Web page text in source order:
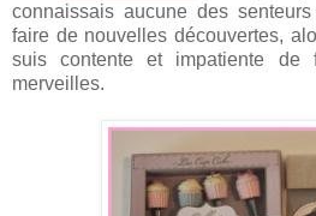
connaissais aucune des
faire de nouvelles découvertes,
suis contente et impatiente de
merveilles.